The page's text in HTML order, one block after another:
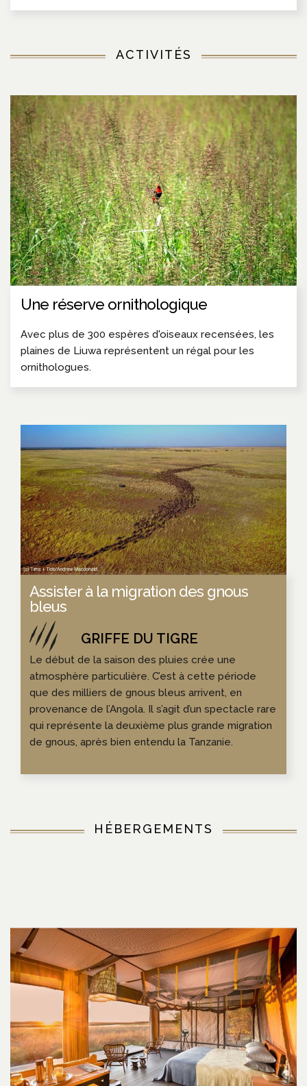
ACTIVITÉS
Une réserve ornithologique
Avec plus de 300 espères d'oiseaux recensées, les
plaines de Liuwa représentent un régal pour les
ornithologues.
Assister à la migration des gnous
bleus
Le début de la saison des pluies crée une
atmosphère particulière. C’est à cette période
que des milliers de gnous bleus arrivent, en
provenance de l’Angola. Il s’agit d’un spectacle rare
qui représente la deuxième plus grande migration
de gnous, après bien entendu la Tanzanie.
HÉBERGEMENTS